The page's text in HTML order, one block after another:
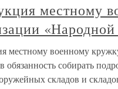
местному
местному военному
обязанность собирать
складов и